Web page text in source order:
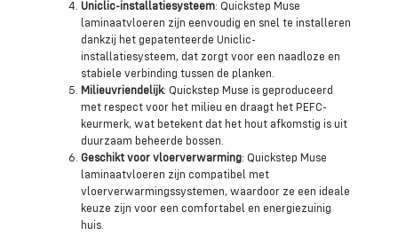
Uniclic-installatiesysteem: Quickstep Muse
laminaatvloeren zijn eenvoudig en snel te installeren
dankzij het gepatenteerde Uniclic-
installatiesysteem, dat zorgt voor een naadloze en
stabiele verbinding tussen de planken.
Milieuvriendelijk: Quickstep Muse is geproduceerd
met respect voor het milieu en draagt het PEFC-
keurmerk, wat betekent dat het hout afkomstig is uit
duurzaam beheerde bossen.
Geschikt voor vloerverwarming: Quickstep Muse
laminaatvloeren zijn compatibel met
vloerverwarmingssystemen, waardoor ze een ideale
keuze zijn voor een comfortabel en energiezuinig
huis.